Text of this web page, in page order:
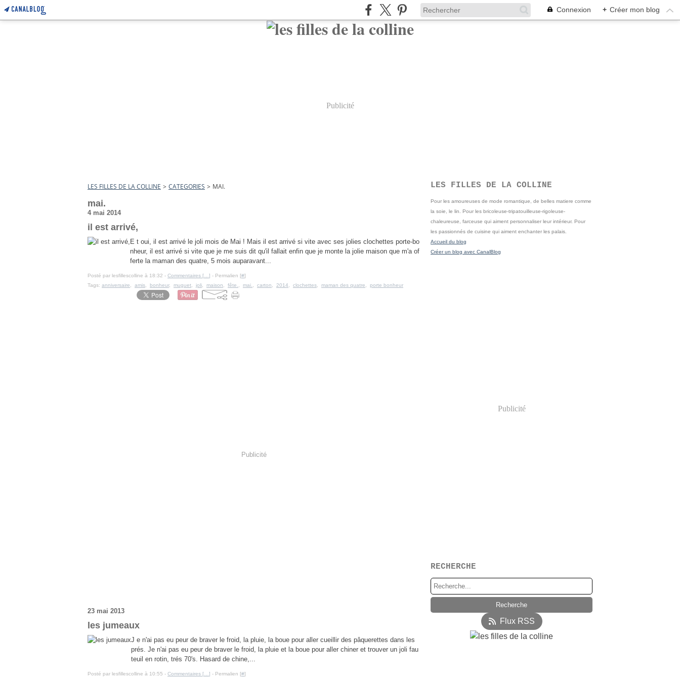
Connexion + Créer mon blog
Publicité
LES FILLES DE LA COLLINE > CATEGORIES > MAI.
mai.
4 mai 2014
il est arrivé,
E t oui, il est arrivé le joli mois de Mai ! Mais il est arrivé si vite avec ses jolies clochettes porte-bo
nheur, il est arrivé si vite que je me suis dit qu'il fallait enfin que je monte la jolie maison que m'a of
ferte la maman des quatre, 5 mois auparavant...
Posté par lesfillescolline à 18:32 - Commentaires [ ] - Permalien [#]
Tags: anniversaire amis bonheur, muguet joli maison fête. mai. carton 2014 clochettes maman des quatre porte bonheur
Publicité
23 mai 2013
les jumeaux
J e n'ai pas eu peur de braver le froid, la pluie, la boue pour aller cueillir des pâquerettes dans les
prés. Je n'ai pas eu peur de braver le froid, la pluie et la boue pour aller chiner et trouver un joli fau
teuil en rotin, trés 70's. Hasard de chine,...
Posté par lesfillescolline à 10:55 - Commentaires [ ] - Permalien [#]
LES FILLES DE LA COLLINE
Pour les amoureuses de mode romantique, de belles matiere comme
la soie, le lin. Pour les bricoleuse-tripatouilleuse-rigoleuse-
chaleureuse, farceuse qui aiment personnaliser leur intérieur. Pour
les passionnés de cuisine qui aiment enchanter les palais.
Accueil du blog
Créer un blog avec CanalBlog
Publicité
RECHERCHE
Flux RSS